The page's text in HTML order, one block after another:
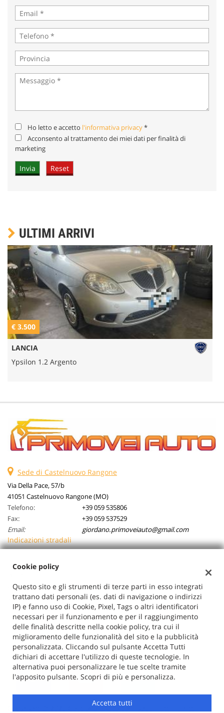
Ho letto e accetto l'informativa privacy*
Acconsento al trattamento dei miei dati per finalità di
marketing
ULTIMI ARRIVI
€ 3.500
LANCIA
Ypsilon 1.2 Argento
Sede di Castelnuovo Rangone
Via Della Pace, 57/b
41051 Castelnuovo Rangone (MO)
Telefono:
+39 059 535806
Fax:
+39 059 537529
Email:
giordano.primoveiauto@gmail.com
Indicazioni stradali
Primovei Auto Srl
Via Della Pace, 57/b, Castelnuovo Rangone (MO)
C.F/P.IVA:03026710362
Registro delle imprese:MO
Copyright © 2026 GestionaleAuto.com S.r.l., Tutti i diritti
Cookie policy
Questo sito e gli strumenti di terze parti in esso integrati
trattano dati personali (es. dati di navigazione o indirizzi
IP) e fanno uso di Cookie, Pixel, Tags o altri identificatori
necessari per il funzionamento e per il raggiungimento
delle finalità descritte nella cookie policy, tra cui il
miglioramento delle funzionalità del sito e la pubblicità
personalizzata. Cliccando sul pulsante Accetta Tutti
dichiari di accettare l'utilizzo di queste tecnologie. In
alternativa puoi personalizzare le tue scelte tramite
l'apposito pulsante. Scopri di più e personalizza.
Accetta tutti